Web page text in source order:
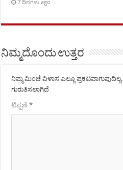
7 ದಿನಗಳು ago
ನಿಮ್ಮದೊಂದು ಉತ್ತರ
ನಿಮ್ಮ ಮಿಂಚೆ ವಿಳಾಸ ಎಲ್ಲೂ ಪ್ರಕಟವಾಗುವುದಿಲ್ಲ.
ಗುರುತಿಸಲಾಗಿದೆ
ಟಿಪ್ಪಣಿ*